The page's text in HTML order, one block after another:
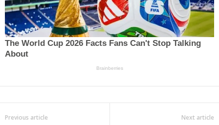
Previous article Next article